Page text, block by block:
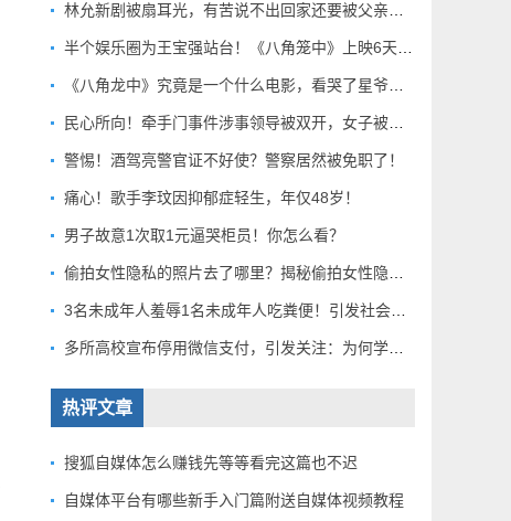
警惕！酒驾亮警官证不好使？警察居然被免职了！
痛心！歌手李玟因抑郁症轻生，年仅48岁！
男子故意1次取1元逼哭柜员！你怎么看？
热评文章
搜狐自媒体怎么赚钱先等等看完这篇也不迟
自媒体平台有哪些新手入门篇附送自媒体视频教程